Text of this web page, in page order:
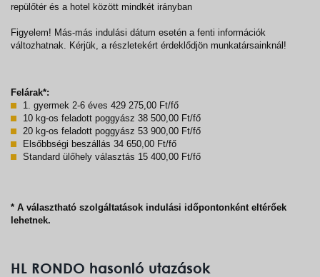
repülőtér és a hotel között mindkét irányban
Figyelem! Más-más indulási dátum esetén a fenti információk
változhatnak. Kérjük, a részletekért érdeklődjön munkatársainknál!
Felárak*:
1. gyermek 2-6 éves 429 275,00 Ft/fő
10 kg-os feladott poggyász 38 500,00 Ft/fő
20 kg-os feladott poggyász 53 900,00 Ft/fő
Elsőbbségi beszállás 34 650,00 Ft/fő
Standard ülőhely választás 15 400,00 Ft/fő
* A választható szolgáltatások indulási időpontonként eltérőek
lehetnek.
HL RONDO hasonló utazások